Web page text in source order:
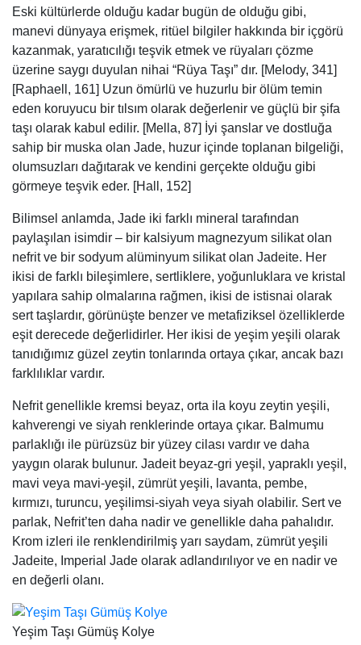
Eski kültürlerde olduğu kadar bugün de olduğu gibi,
manevi dünyaya erişmek, ritüel bilgiler hakkında bir içgörü
kazanmak, yaratıcılığı teşvik etmek ve rüyaları çözme
üzerine saygı duyulan nihai “Rüya Taşı” dır. [Melody, 341]
[Raphaell, 161] Uzun ömürlü ve huzurlu bir ölüm temin
eden koruyucu bir tılsım olarak değerlenir ve güçlü bir şifa
taşı olarak kabul edilir. [Mella, 87] İyi şanslar ve dostluğa
sahip bir muska olan Jade, huzur içinde toplanan bilgeliği,
olumsuzları dağıtarak ve kendini gerçekte olduğu gibi
görmeye teşvik eder. [Hall, 152]
Bilimsel anlamda, Jade iki farklı mineral tarafından
paylaşılan isimdir – bir kalsiyum magnezyum silikat olan
nefrit ve bir sodyum alüminyum silikat olan Jadeite. Her
ikisi de farklı bileşimlere, sertliklere, yoğunluklara ve kristal
yapılara sahip olmalarına rağmen, ikisi de istisnai olarak
sert taşlardır, görünüşte benzer ve metafiziksel özelliklerde
eşit derecede değerlidirler. Her ikisi de yeşim yeşili olarak
tanıdığımız güzel zeytin tonlarında ortaya çıkar, ancak bazı
farklılıklar vardır.
Nefrit genellikle kremsi beyaz, orta ila koyu zeytin yeşili,
kahverengi ve siyah renklerinde ortaya çıkar. Balmumu
parlaklığı ile pürüzsüz bir yüzey cilası vardır ve daha
yaygın olarak bulunur. Jadeit beyaz-gri yeşil, yapraklı yeşil,
mavi veya mavi-yeşil, zümrüt yeşili, lavanta, pembe,
kırmızı, turuncu, yeşilimsi-siyah veya siyah olabilir. Sert ve
parlak, Nefrit’ten daha nadir ve genellikle daha pahalıdır.
Krom izleri ile renklendirilmiş yarı saydam, zümrüt yeşili
Jadeite, Imperial Jade olarak adlandırılıyor ve en nadir ve
en değerli olanı.
Yeşim Taşı Gümüş Kolye